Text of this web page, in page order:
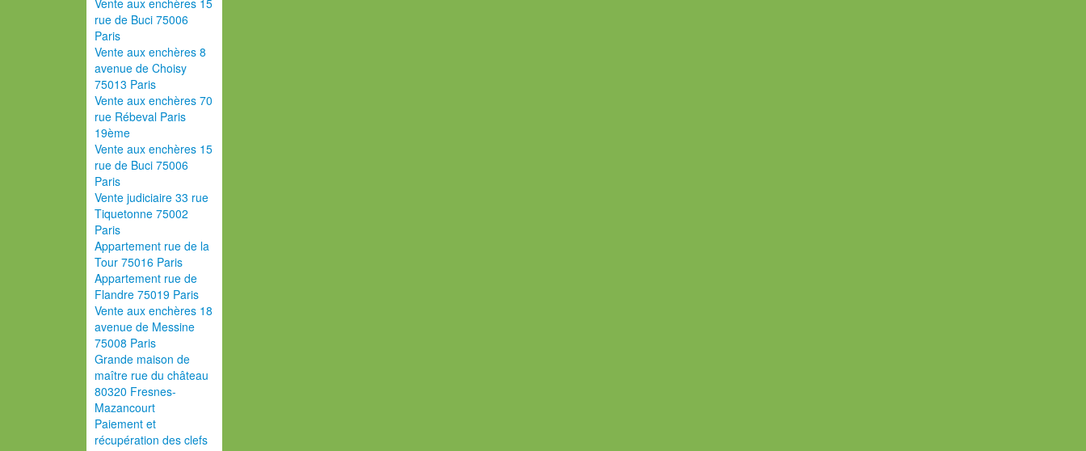
Vente aux enchères 15
rue de Buci 75006
Paris
Vente aux enchères 8
avenue de Choisy
75013 Paris
Vente aux enchères 70
rue Rébeval Paris
19ème
Vente aux enchères 15
rue de Buci 75006
Paris
Vente judiciaire 33 rue
Tiquetonne 75002
Paris
Appartement rue de la
Tour 75016 Paris
Appartement rue de
Flandre 75019 Paris
Vente aux enchères 18
avenue de Messine
75008 Paris
Grande maison de
maître rue du château
80320 Fresnes-
Mazancourt
Paiement et
récupération des clefs